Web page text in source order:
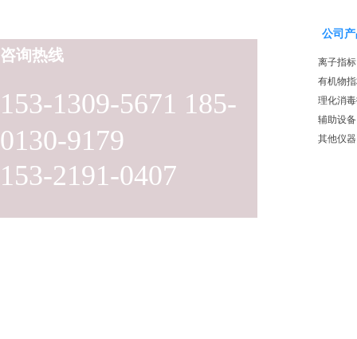
153-1309-5671 185-
0130-9179
153-2191-0407
咨询热线
公司
离子指标
有机物
理化消
辅助设备
其他仪器